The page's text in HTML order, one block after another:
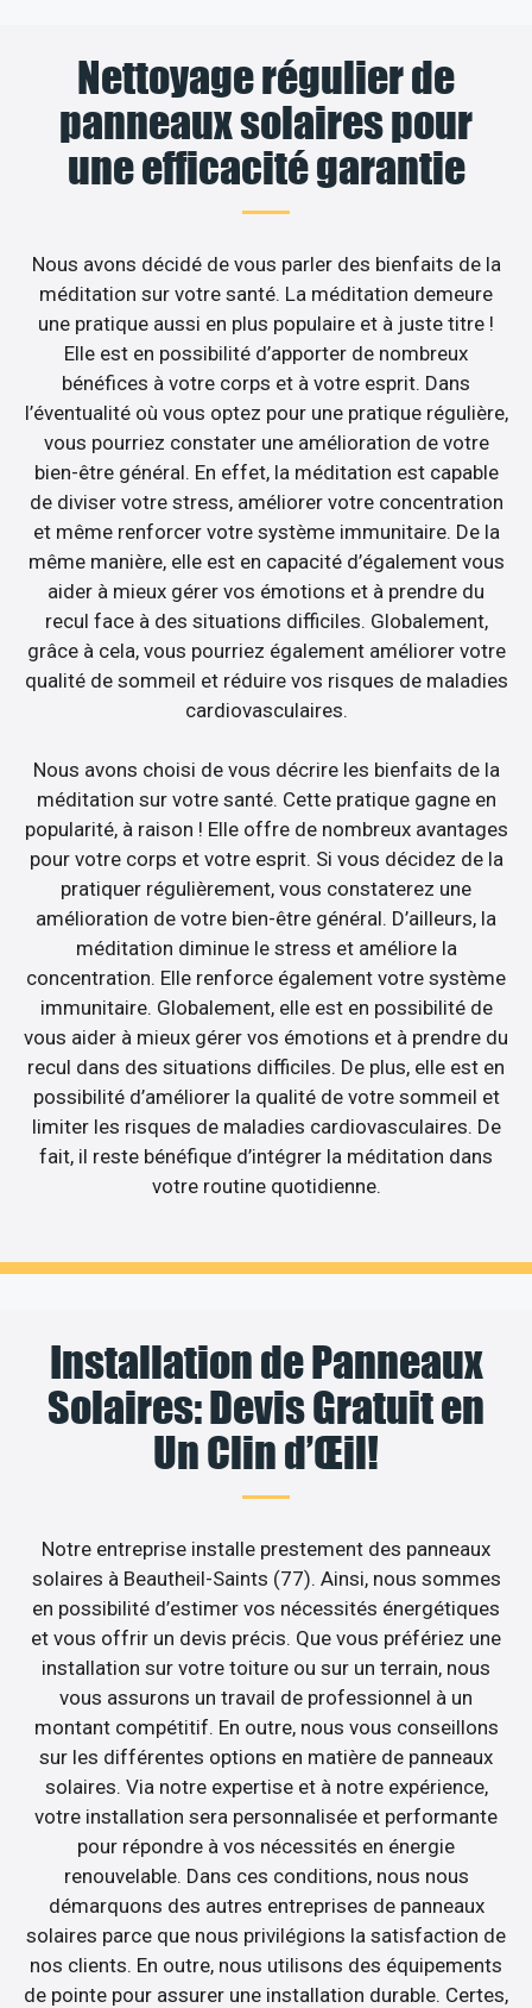
Nettoyage régulier de
panneaux solaires pour
une efficacité garantie
Nous avons décidé de vous parler des bienfaits de la
méditation sur votre santé. La méditation demeure
une pratique aussi en plus populaire et à juste titre !
Elle est en possibilité d’apporter de nombreux
bénéfices à votre corps et à votre esprit. Dans
l’éventualité où vous optez pour une pratique régulière,
vous pourriez constater une amélioration de votre
bien-être général. En effet, la méditation est capable
de diviser votre stress, améliorer votre concentration
et même renforcer votre système immunitaire. De la
même manière, elle est en capacité d’également vous
aider à mieux gérer vos émotions et à prendre du
recul face à des situations difficiles. Globalement,
grâce à cela, vous pourriez également améliorer votre
qualité de sommeil et réduire vos risques de maladies
cardiovasculaires.
Nous avons choisi de vous décrire les bienfaits de la
méditation sur votre santé. Cette pratique gagne en
popularité, à raison ! Elle offre de nombreux avantages
pour votre corps et votre esprit. Si vous décidez de la
pratiquer régulièrement, vous constaterez une
amélioration de votre bien-être général. D’ailleurs, la
méditation diminue le stress et améliore la
concentration. Elle renforce également votre système
immunitaire. Globalement, elle est en possibilité de
vous aider à mieux gérer vos émotions et à prendre du
recul dans des situations difficiles. De plus, elle est en
possibilité d’améliorer la qualité de votre sommeil et
limiter les risques de maladies cardiovasculaires. De
fait, il reste bénéfique d’intégrer la méditation dans
votre routine quotidienne.
Installation de Panneaux
Solaires: Devis Gratuit en
Un Clin d’Œil!
Notre entreprise installe prestement des panneaux
solaires à Beautheil-Saints (77). Ainsi, nous sommes
en possibilité d’estimer vos nécessités énergétiques
et vous offrir un devis précis. Que vous préfériez une
installation sur votre toiture ou sur un terrain, nous
vous assurons un travail de professionnel à un
montant compétitif. En outre, nous vous conseillons
sur les différentes options en matière de panneaux
solaires. Via notre expertise et à notre expérience,
votre installation sera personnalisée et performante
pour répondre à vos nécessités en énergie
renouvelable. Dans ces conditions, nous nous
démarquons des autres entreprises de panneaux
solaires parce que nous privilégions la satisfaction de
nos clients. En outre, nous utilisons des équipements
de pointe pour assurer une installation durable. Certes,